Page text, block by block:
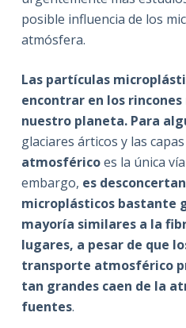
posible influencia de los
atmósfera.
Las partículas
encontrar en los
nuestro planeta. Para
glaciares árticos y las
atmosféricoes la única
embargo, es
microplásticos bastante
mayoría similares a la
lugares, a pesar de que
transporte atmosférico
tan grandes caen de la
fuentes.